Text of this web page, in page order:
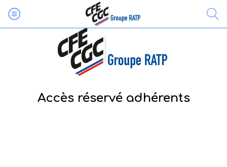
Accès réservé adhérents